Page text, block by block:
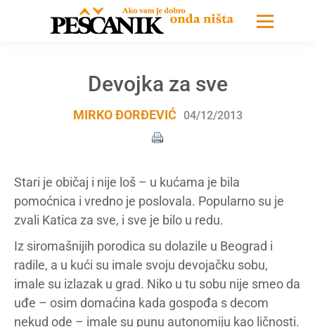
Devojka za sve
MIRKO ĐORĐEVIĆ 04/12/2013
Stari je običaj i nije loš – u kućama je bila
pomoćnica i vredno je poslovala. Popularno su je
zvali Katica za sve, i sve je bilo u redu.
Iz siromašnijih porodica su dolazile u Beograd i
radile, a u kući su imale svoju devojačku sobu,
imale su izlazak u grad. Niko u tu sobu nije smeo da
uđe – osim domaćina kada gospođa s decom
nekud ode – imale su punu autonomiju kao ličnosti.